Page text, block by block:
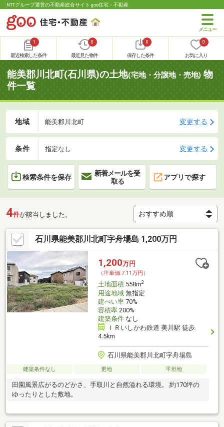
NTTグループ運営の不動産総合サイト goo住宅・不動産
1
最近検索した条件
0
最近見た物件
0
保存した条件
0
お気に入り
能美郡川北町(石川県)の土地(宅地・分譲地・売地) 物
件一覧
地域 能美郡川北町 変更する
条件 指定なし 変更する
検索条件を保存
新着メールを受
取る
アプリで探す
4件が該当しました。
石川県能美郡川北町字舟場島 1,200万円
1,200万円
（坪単価:7.11万円）
土地面積558m2
用途地域無指定
建ぺい率70%
容積率200%
建築条件なし
ＩＲいしかわ鉄道 美川駅 徒歩
4.5km
石川県能美郡川北町字舟場島
建築条件なし 更地 平坦地
田園風景広がるのどかさ、手取川と自然溢れる環境。 約170坪の
ゆったりとした敷地。